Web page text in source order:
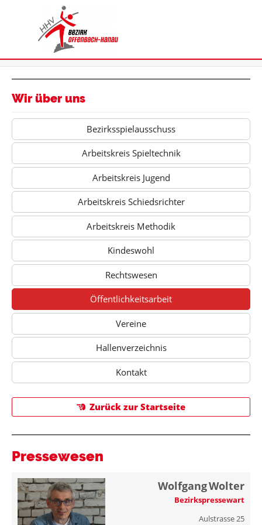
Wir über uns
Bezirksspielausschuss
Arbeitskreis Spieltechnik
Arbeitskreis Jugend
Arbeitskreis Schiedsrichter
Arbeitskreis Methodik
Kindeswohl
Rechtswesen
Öffentlichkeitsarbeit
Vereine
Hallenverzeichnis
Kontakt
Zurück zur Startseite
Pressewesen
WolfgangWolter
Bezirkspressewart
Aulstrasse 25